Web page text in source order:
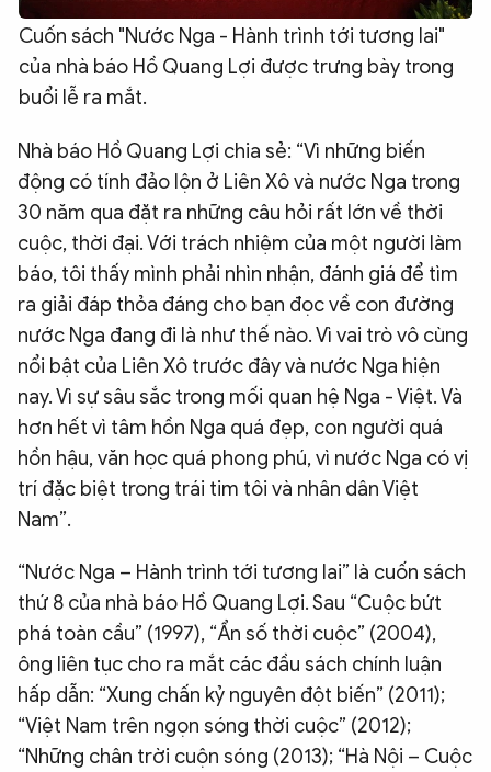
Cuốn sách "Nước Nga - Hành trình tới tương lai"
của nhà báo Hồ Quang Lợi được trưng bày trong
buổi lễ ra mắt.
Nhà báo Hồ Quang Lợi chia sẻ: “Vì những biến
động có tính đảo lộn ở Liên Xô và nước Nga trong
30 năm qua đặt ra những câu hỏi rất lớn về thời
cuộc, thời đại. Với trách nhiệm của một người làm
báo, tôi thấy mình phải nhìn nhận, đánh giá để tìm
ra giải đáp thỏa đáng cho bạn đọc về con đường
nước Nga đang đi là như thế nào. Vì vai trò vô cùng
nổi bật của Liên Xô trước đây và nước Nga hiện
nay. Vì sự sâu sắc trong mối quan hệ Nga - Việt. Và
hơn hết vì tâm hồn Nga quá đẹp, con người quá
hồn hậu, văn học quá phong phú, vì nước Nga có vị
trí đặc biệt trong trái tim tôi và nhân dân Việt
Nam”.
“Nước Nga – Hành trình tới tương lai” là cuốn sách
thứ 8 của nhà báo Hồ Quang Lợi. Sau “Cuộc bứt
phá toàn cầu” (1997), “Ẩn số thời cuộc” (2004),
ông liên tục cho ra mắt các đầu sách chính luận
hấp dẫn: “Xung chấn kỷ nguyên đột biến” (2011);
“Việt Nam trên ngọn sóng thời cuộc” (2012);
“Những chân trời cuộn sóng (2013); “Hà Nội – Cuộc